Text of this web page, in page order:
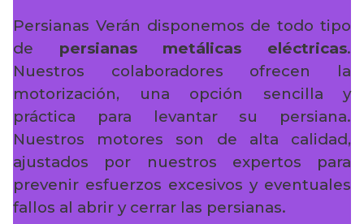
Persianas Verán disponemos de todo tipo
de persianas metálicas eléctricas.
Nuestros colaboradores ofrecen la
motorización, una opción sencilla y
práctica para levantar su persiana.
Nuestros motores son de alta calidad,
ajustados por nuestros expertos para
prevenir esfuerzos excesivos y eventuales
fallos al abrir y cerrar las persianas.